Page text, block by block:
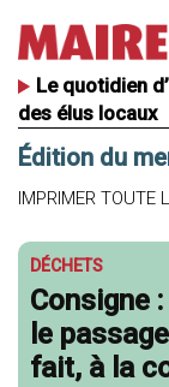
Le quotidien
des élus locaux
Édition du
IMPRIMER TOUTE
DÉCHETS
Consigne
le
fait, à la